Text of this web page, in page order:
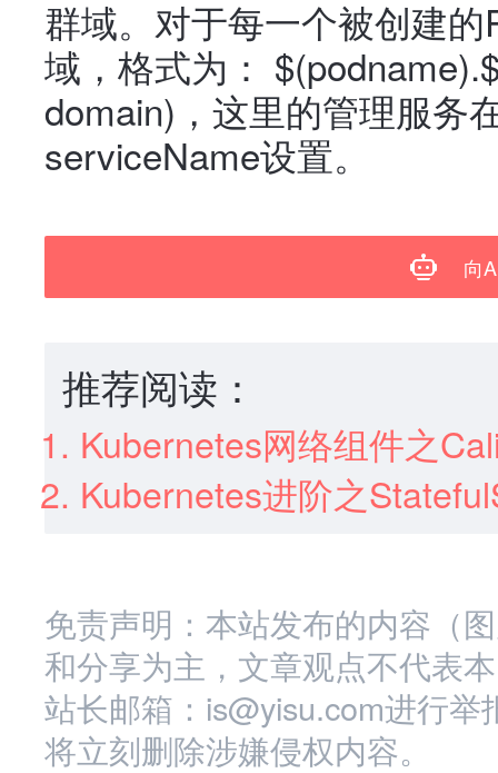
群域。对于每一个被创建
域，格式为：
domain) ，这里的管理服务
serviceName设置。
向
推荐阅读：
Kubernetes网络组件之
Kubernetes进阶之
免责声明：本站发布的内容（
和分享为主，文章观点不代表
站长邮箱：is@yisu.com进行
将立刻删除涉嫌侵权内容。